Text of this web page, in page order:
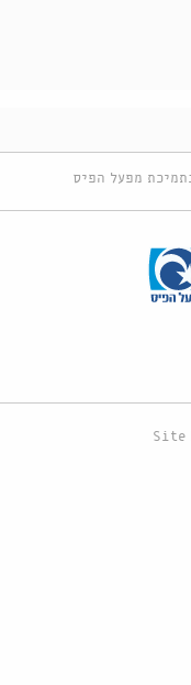
מפעל הפיס
Site